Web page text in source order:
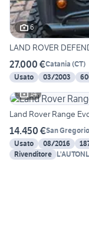
6
LAND ROVER
27.000 €Catania (CT)
Usato
03/2003
14
Land Rover Range
14.450 €San
Usato
08/2016
Rivenditore